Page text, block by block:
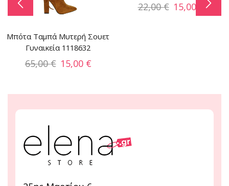
Μπότα Ταμπά Μυτερή Σουετ
Γυναικεία 1118632
65,00€ 15,00 €
22,00€ 15,00